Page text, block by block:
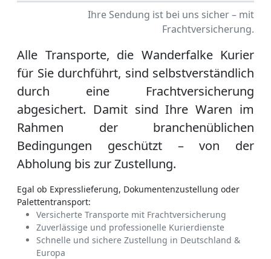
Ihre Sendung ist bei uns sicher – mit
Frachtversicherung.
Alle Transporte, die Wanderfalke Kurier
für Sie durchführt, sind selbstverständlich
durch eine Frachtversicherung
abgesichert. Damit sind Ihre Waren im
Rahmen der branchenüblichen
Bedingungen geschützt – von der
Abholung bis zur Zustellung.
Egal ob Expresslieferung, Dokumentenzustellung oder
Palettentransport:
Versicherte Transporte mit Frachtversicherung
Zuverlässige und professionelle Kurierdienste
Schnelle und sichere Zustellung in Deutschland &
Europa